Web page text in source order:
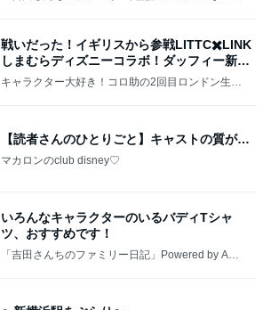
戦いだった！イギリスから参戦LITTC✖️LINK
しまむらディズニーコラボ！ダッフィー新商
品の話
キャラクター大好き！コロ助の2回目ロンドン生活
【読者さんのひとりごと】キャストの質が…
マカロンのclub disney♡
いろんなキャラクターのいるバディTシャ
ツ、おすすめです！
「吉田さんちのファミリー日記」Powered by Ame